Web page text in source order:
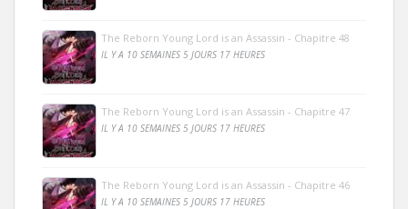
The Reborn Young Lord is an Assassin - Chapitre 48
IL Y A 10 SEMAINES 5 JOURS 17 HEURES
The Reborn Young Lord is an Assassin - Chapitre 47
IL Y A 10 SEMAINES 5 JOURS 17 HEURES
The Reborn Young Lord is an Assassin - Chapitre 46
IL Y A 10 SEMAINES 5 JOURS 17 HEURES